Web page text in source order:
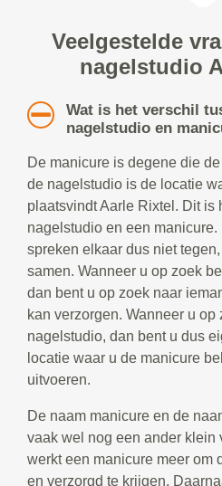
Veelgestelde
nagelstudio
Wat is het verschil
nagelstudio en
De manicure is degene die
de nagelstudio is de locatie
plaatsvindt Aarle Rixtel. Dit is
nagelstudio en een
spreken elkaar dus niet
samen. Wanneer u op zoek
dan bent u op zoek naar
kan verzorgen. Wanneer u op
nagelstudio, dan bent u dus
locatie waar u de manicure
uitvoeren.
De naam manicure en de
vaak wel nog een ander klein
werkt een manicure meer om
en verzorgd te krijgen.